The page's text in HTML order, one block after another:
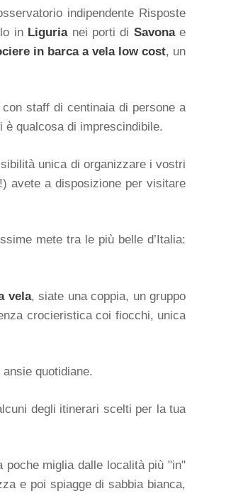
indipendente Risposte
in Ligurianei porti di Savonae
in barca a vela low cost, un
staff di centinaia di persone a
qualcosa di imprescindibile.
unica di organizzare i vostri
avete a disposizione per visitare
mete tra le più belle d’Italia:
vela, siate una coppia, un gruppo
crocieristica coi fiocchi, unica
quotidiane.
degli itinerari scelti per la tua
miglia dalle località più "in"
e poi spiagge di sabbia bianca,